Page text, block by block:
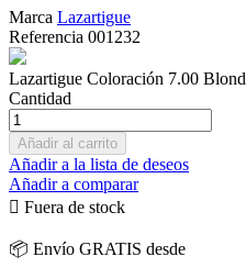
Marca Lazartigue
Referencia 001232
Lazartigue Coloración 7.00 Blond
Cantidad
Añadir al carrito
Añadir a la lista de deseos
Añadir a comparar
 Fuera de stock
📦 Envío GRATIS desde